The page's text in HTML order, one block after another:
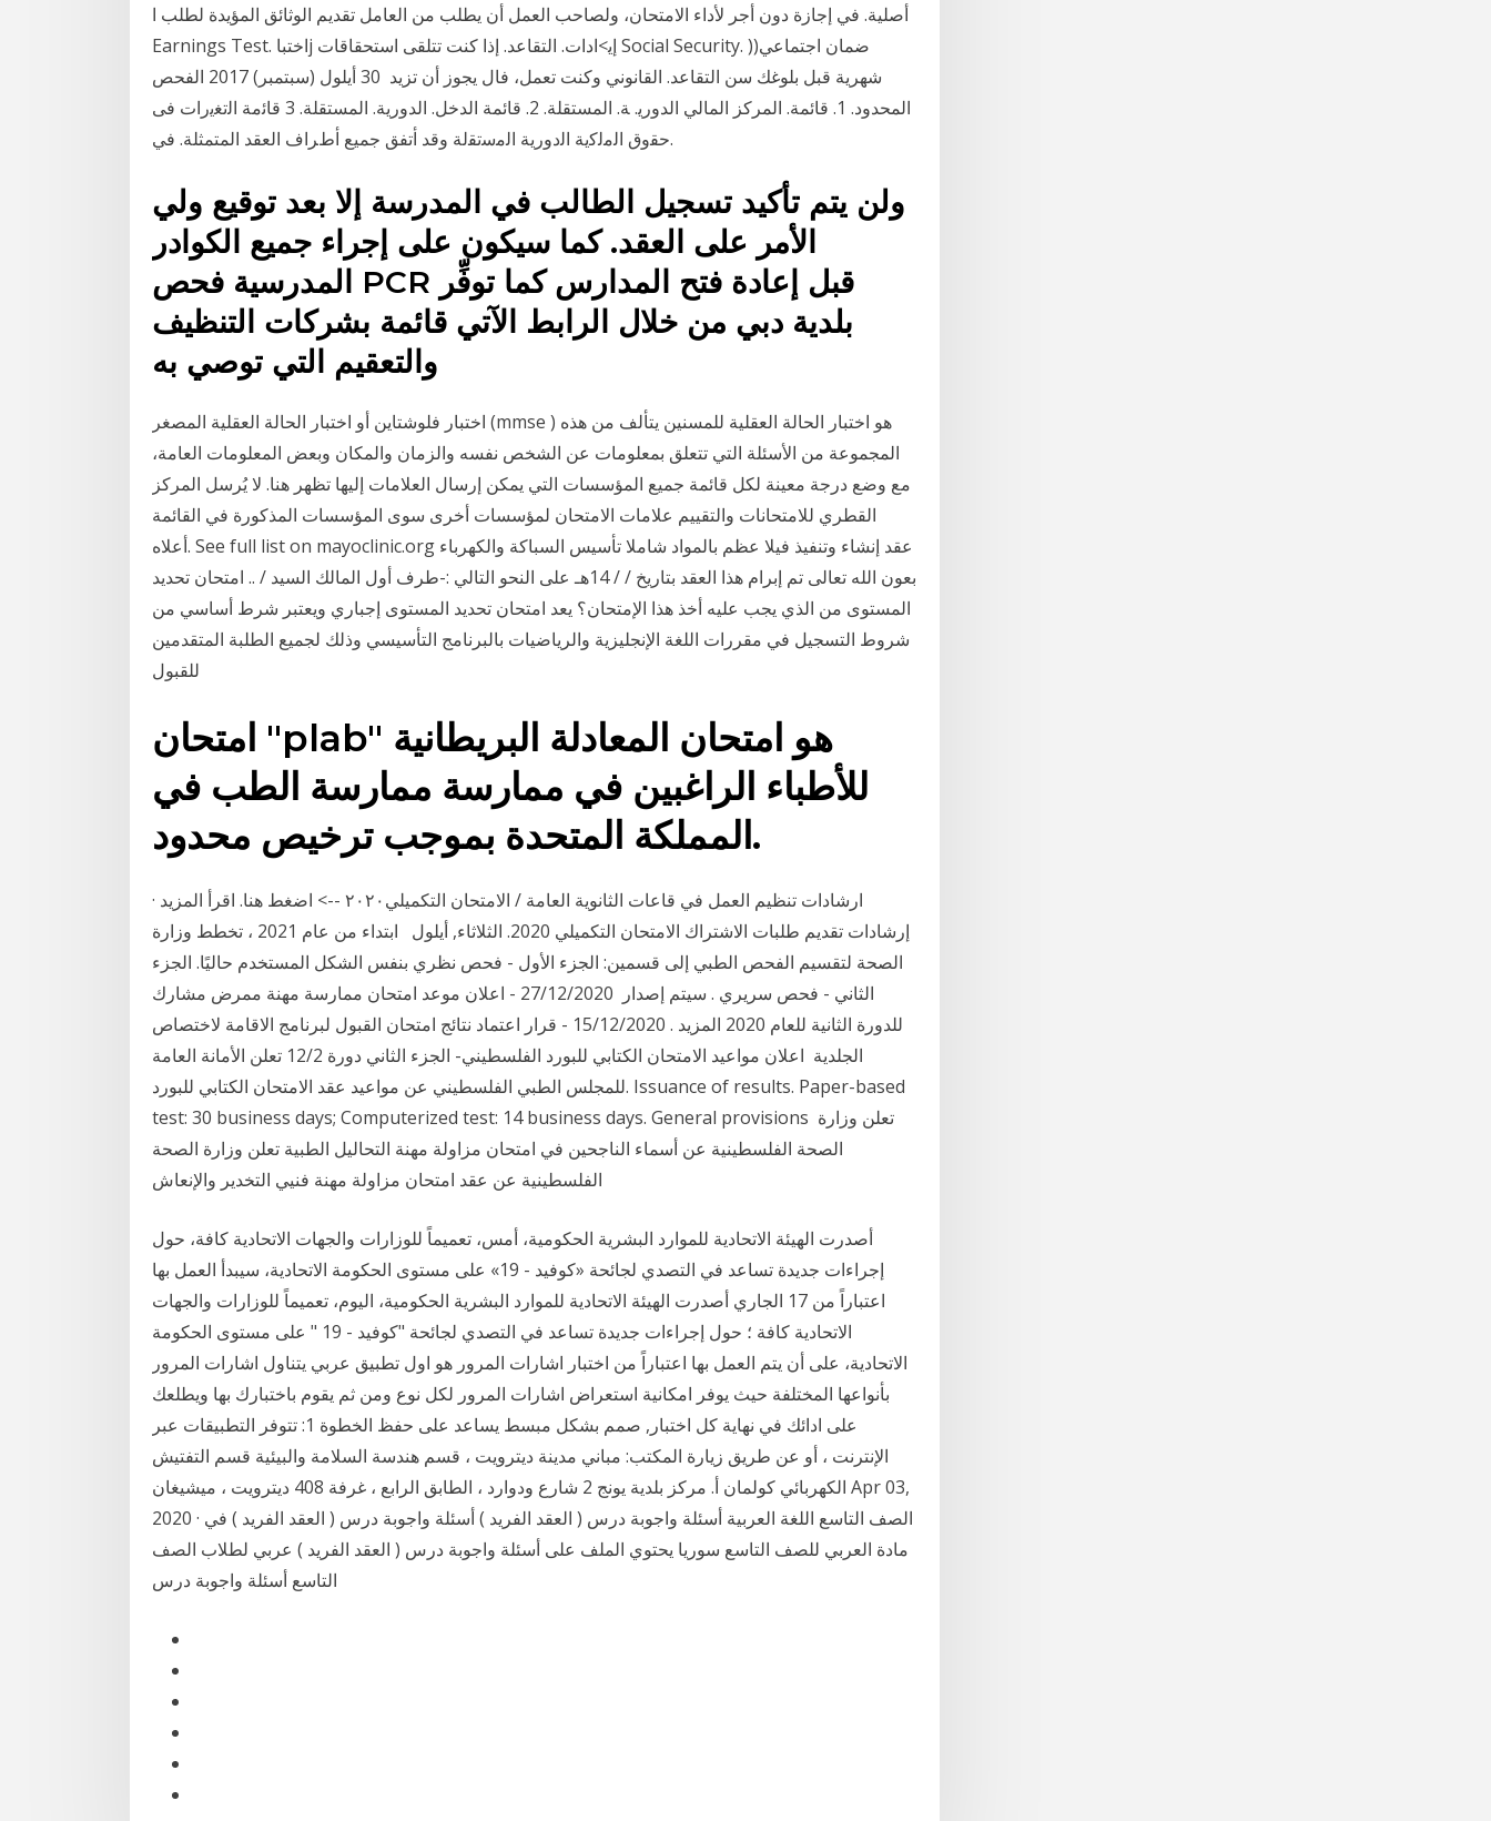
أصلية. في إجازة دون أجر لأداء الامتحان، ولصاحب العمل أن يطلب من العامل تقديم الوثائق المؤيدة لطلب ا
Earnings Test. اﺧﺘﺒﺎj إﻳ>ادات. اﻟﺘﻘﺎﻋﺪ. إذا كنت تتلقى استحقاقات Social Security. )ضمان اجتماعي(
شهرية قبل بلوغك سن التقاعد. القانوني وكنت تعمل، فال يجوز أن تزيد 30 أيلول (سبتمبر) 2017 ﺍﻟﻔﺤﺺ
ﺍﻟﻤﺤﺪﻭﺩ. 1. ﻗﺎﺋﻤﺔ. ﺍﻟﻤﺮﻛﺰ ﺍﻟﻤﺎﻟﻲ ﺍﻟﺪﻭﺭﻳ. ﺔ. ﺍﻟﻤﺴﺘﻘﻠﺔ. 2. ﻗﺎﺋﻤﺔ ﺍﻟﺪﺧﻞ. ﺍﻟﺪﻭﺭﻳﺔ. ﺍﻟﻤﺴﺘﻘﻠﺔ. 3 ﻗﺎﺋﻣﺔ اﻟﺗﻐﯾرات ﻓﯽ
ﺣﻘوق اﻟﻣﻟﮐﯾﺔ اﻟدورﯾﺔ اﻟﻣﺳﺗﻘﻟﺔ ﻭﻗﺪ ﺃﺗﻔﻖ ﺟﻤﻴﻊ ﺃﻁﺮﺍﻑ ﺍﻟﻌﻘﺪ ﺍﻟﻤﺘﻤﺜﻠﺔ. ﻓﻲ.
ولن يتم تأكيد تسجيل الطالب في المدرسة إلا بعد توقيع ولي
الأمر على العقد. كما سيكون على إجراء جميع الكوادر
المدرسية فحص PCR قبل إعادة فتح المدارس كما توفِّر
بلدية دبي من خلال الرابط الآتي قائمة بشركات التنظيف
والتعقيم التي توصي به
اختبار فلوشتاين أو اختبار الحالة العقلية المصغر (mmse ) هو اختبار الحالة العقلية للمسنين يتألف من هذه
المجموعة من الأسئلة التي تتعلق بمعلومات عن الشخص نفسه والزمان والمكان وبعض المعلومات العامة،
مع وضع درجة معينة لكل قائمة جميع المؤسسات التي يمكن إرسال العلامات إليها تظهر هنا. لا يُرسل المركز
القطري للامتحانات والتقييم علامات الامتحان لمؤسسات أخرى سوى المؤسسات المذكورة في القائمة
أعلاه. See full list on mayoclinic.org عقد إنشاء وتنفيذ فيلا عظم بالمواد شاملا تأسيس السباكة والكهرباء
بعون الله تعالى تم إبرام هذا العقد بتاريخ / / 14هـ على النحو التالي :-طرف أول المالك السيد / .. امتحان تحديد
المستوى من الذي يجب عليه أخذ هذا الإمتحان؟ يعد امتحان تحديد المستوى إجباري ويعتبر شرط أساسي من
شروط التسجيل في مقررات اللغة الإنجليزية والرياضيات بالبرنامج التأسيسي وذلك لجميع الطلبة المتقدمين
للقبول
امتحان "plab" هو امتحان المعادلة البريطانية
للأطباء الراغبين في ممارسة ممارسة الطب في
المملكة المتحدة بموجب ترخيص محدود.
ارشادات تنظيم العمل في قاعات الثانوية العامة / الامتحان التكميلي٢٠٢٠ --> اضغط هنا. اقرأ المزيد ·
إرشادات تقديم طلبات الاشتراك الامتحان التكميلي 2020. الثلاثاء, أيلول ابتداء من عام 2021 ، تخطط وزارة
الصحة لتقسيم الفحص الطبي إلى قسمين: الجزء الأول - فحص نظري بنفس الشكل المستخدم حاليًا. الجزء
الثاني - فحص سريري . سيتم إصدار 27/12/2020 - اعلان موعد امتحان ممارسة مهنة ممرض مشارك
للدورة الثانية للعام 2020 المزيد . 15/12/2020 - قرار اعتماد نتائج امتحان القبول لبرنامج الاقامة لاختصاص
الجلدية اعلان مواعيد الامتحان الكتابي للبورد الفلسطيني- الجزء الثاني دورة 12/2 تعلن الأمانة العامة
للمجلس الطبي الفلسطيني عن مواعيد عقد الامتحان الكتابي للبورد. Issuance of results. Paper-based
test: 30 business days; Computerized test: 14 business days. General provisions تعلن وزارة
الصحة الفلسطينية عن أسماء الناجحين في امتحان مزاولة مهنة التحاليل الطبية تعلن وزارة الصحة
أصدرت الهيئة الاتحادية للموارد البشرية الحكومية، أمس، تعميماً للوزارات والجهات الاتحادية كافة، حول
إجراءات جديدة تساعد في التصدي لجائحة «كوفيد - 19» على مستوى الحكومة الاتحادية، سيبدأ العمل بها
اعتباراً من 17 الجاري أصدرت الهيئة الاتحادية للموارد البشرية الحكومية، اليوم، تعميماً للوزارات والجهات
الاتحادية كافة ؛ حول إجراءات جديدة تساعد في التصدي لجائحة "كوفيد - 19 " على مستوى الحكومة
الاتحادية، على أن يتم العمل بها اعتباراً من اختبار اشارات المرور هو اول تطبيق عربي يتناول اشارات المرور
بأنواعها المختلفة حيث يوفر امكانية استعراض اشارات المرور لكل نوع ومن ثم يقوم باختبارك بها ويطلعك
على ادائك في نهاية كل اختبار, صمم بشكل مبسط يساعد على حفظ الخطوة 1: تتوفر التطبيقات عبر
الإنترنت ، أو عن طريق زيارة المكتب: مباني مدينة ديترويت ، قسم هندسة السلامة والبيئية قسم التفتيش
الكهربائي كولمان أ. مركز بلدية يونج 2 شارع ودوارد ، الطابق الرابع ، غرفة 408 ديترويت ، ميشيغان Apr 03,
2020 · الصف التاسع اللغة العربية أسئلة واجوبة درس ( العقد الفريد ) أسئلة واجوبة درس ( العقد الفريد ) في
مادة العربي للصف التاسع سوريا يحتوي الملف على أسئلة واجوبة درس ( العقد الفريد ) عربي لطلاب الصف
التاسع أسئلة واجوبة درس